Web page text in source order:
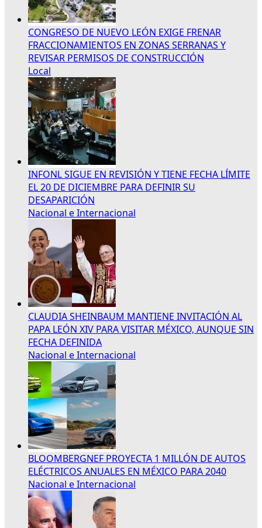
CONGRESO DE NUEVO LEÓN EXIGE FRENAR
FRACCIONAMIENTOS EN ZONAS SERRANAS Y
REVISAR PERMISOS DE CONSTRUCCIÓN
Local
INFONL SIGUE EN REVISIÓN Y TIENE FECHA LÍMITE
EL 20 DE DICIEMBRE PARA DEFINIR SU
DESAPARICIÓN
Nacional e Internacional
CLAUDIA SHEINBAUM MANTIENE INVITACIÓN AL
PAPA LEÓN XIV PARA VISITAR MÉXICO, AUNQUE SIN
FECHA DEFINIDA
Nacional e Internacional
BLOOMBERGNEF PROYECTA 1 MILLÓN DE AUTOS
ELÉCTRICOS ANUALES EN MÉXICO PARA 2040
Nacional e Internacional